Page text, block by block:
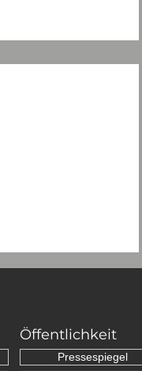
Öffentlichkeit
Pressespiegel